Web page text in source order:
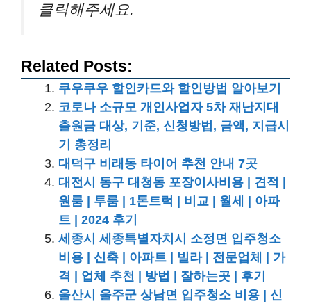
클릭해주세요.
Related Posts:
쿠우쿠우 할인카드와 할인방법 알아보기
코로나 소규모 개인사업자 5차 재난지대
출원금 대상, 기준, 신청방법, 금액, 지급시
기 총정리
대덕구 비래동 타이어 추천 안내 7곳
대전시 동구 대청동 포장이사비용 | 견적 |
원룸 | 투룸 | 1톤트럭 | 비교 | 월세 | 아파
트 | 2024 후기
세종시 세종특별자치시 소정면 입주청소
비용 | 신축 | 아파트 | 빌라 | 전문업체 | 가
격 | 업체 추천 | 방법 | 잘하는곳 | 후기
울산시 울주군 상남면 입주청소 비용 | 신